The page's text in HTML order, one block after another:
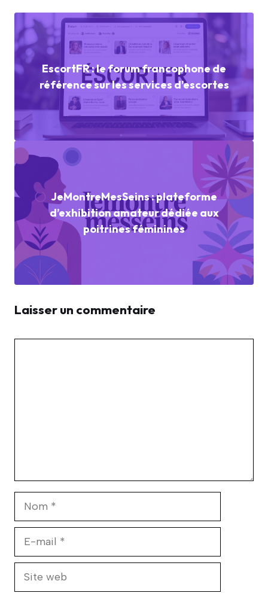
EscortFR : le forum francophone de
référence sur les services d’escortes
JeMontreMesSeins : plateforme
d’exhibition amateur dédiée aux
poitrines féminines
Laisser un commentaire